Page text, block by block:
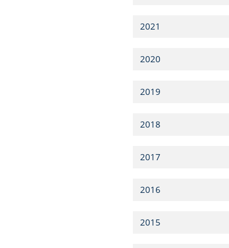
2021
2020
2019
2018
2017
2016
2015